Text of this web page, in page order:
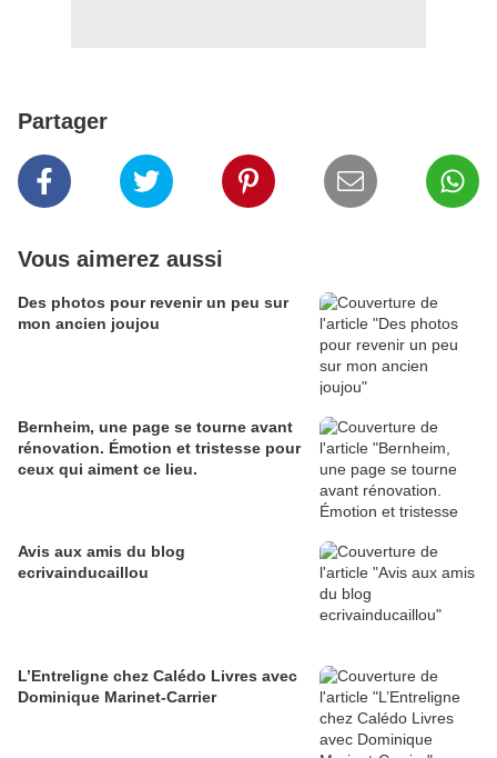
Partager
Vous aimerez aussi
Des photos pour revenir un peu sur
mon ancien joujou
Bernheim, une page se tourne avant
rénovation. Émotion et tristesse pour
ceux qui aiment ce lieu.
Avis aux amis du blog
ecrivainducaillou
L’Entreligne chez Calédo Livres avec
Dominique Marinet-Carrier